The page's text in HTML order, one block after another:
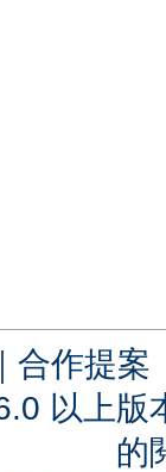
｜ 合作提案
以上
的